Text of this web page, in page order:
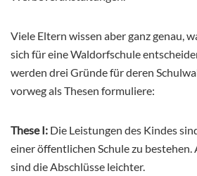
Viele Eltern wissen aber ganz genau,
sich für eine Waldorfschule
werden drei Gründe für deren
vorweg als Thesen formuliere:
These I: Die Leistungen des Kindes
einer öffentlichen Schule zu
sind die Abschlüsse leichter.